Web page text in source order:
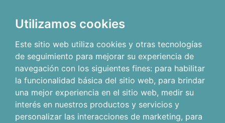
Utilizamos cookies
Este sitio web utiliza cookies y otras tecnologías
de seguimiento para mejorar su experiencia de
navegación con los siguientes fines: para habilitar
la funcionalidad básica del sitio web, para brindar
una mejor experiencia en el sitio web, medir su
interés en nuestros productos y servicios y
personalizar las interacciones de marketing, para